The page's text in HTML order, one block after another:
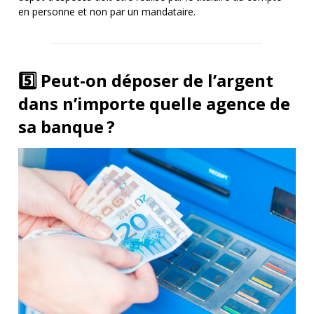
en personne et non par un mandataire.
5️⃣ Peut-on déposer de l’argent
dans n’importe quelle agence de
sa banque ?